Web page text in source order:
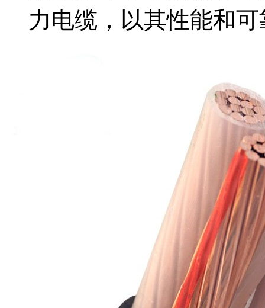
力电缆，以其性能和